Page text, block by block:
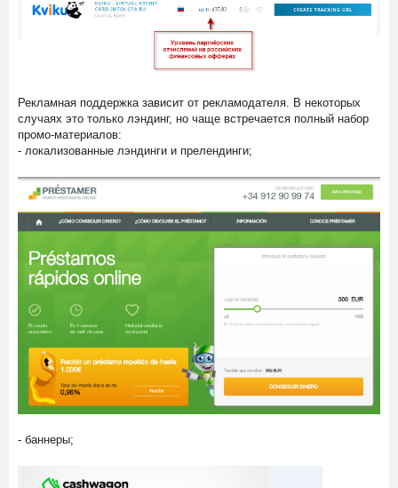
Рекламная поддержка зависит от рекламодателя. В некоторых
случаях это только лэндинг, но чаще встречается полный набор
промо-материалов:
- локализованные лэндинги и прелендинги;
- баннеры;